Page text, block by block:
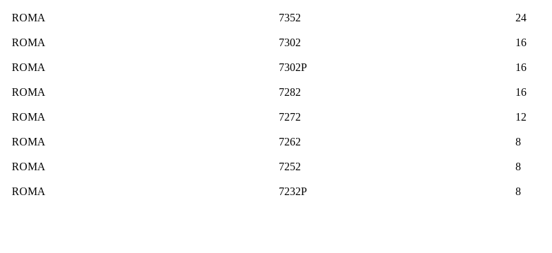
ROMA 7352 24
ROMA 7302 16
ROMA 7302P 16
ROMA 7282 16
ROMA 7272 12
ROMA 7262 8
ROMA 7252 8
ROMA 7232P 8